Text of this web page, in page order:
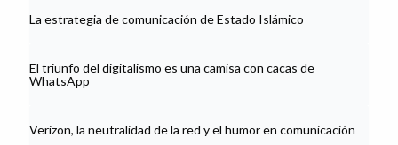
La estrategia de comunicación de Estado Islámico
El triunfo del digitalismo es una camisa con cacas de
WhatsApp
Verizon, la neutralidad de la red y el humor en comunicación